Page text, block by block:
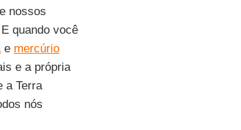
nossos
quando você
e mercúrio
e a própria
a Terra
nós